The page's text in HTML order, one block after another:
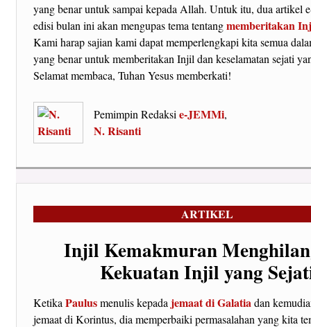
yang benar untuk sampai kepada Allah. Untuk itu, dua artikel
edisi bulan ini akan mengupas tema tentangmemberitakan
Kami harap sajian kami dapat memperlengkapi kita semua
yang benar untuk memberitakan Injil dan keselamatan sejati
Selamat membaca, Tuhan Yesus memberkati!
Pemimpin Redaksie-JEMMi,
N. Risanti
ARTIKEL
Injil Kemakmuran
Kekuatan Injil yang
KetikaPaulusmenulis kepada jemaat di Galatiadan
jemaat di Korintus, dia memperbaiki permasalahan yang kita